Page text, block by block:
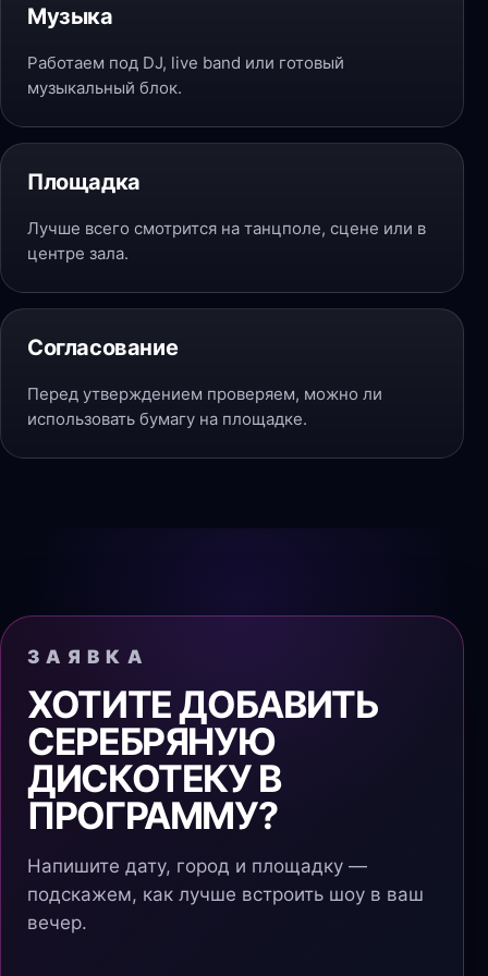
Музыка
Работаем под DJ, live band или готовый
музыкальный блок.
Площадка
Лучше всего смотрится на танцполе, сцене или в
центре зала.
Согласование
Перед утверждением проверяем, можно ли
использовать бумагу на площадке.
ЗАЯВКА
ХОТИТЕ ДОБАВИТЬ
СЕРЕБРЯНУЮ
ДИСКОТЕКУ В
ПРОГРАММУ?
Напишите дату, город и площадку —
подскажем, как лучше встроить шоу в ваш
вечер.